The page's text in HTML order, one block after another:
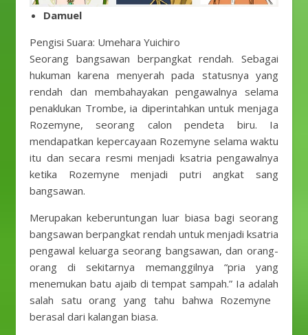
Damuel
Pengisi Suara: Umehara Yuichiro
Seorang bangsawan berpangkat rendah. Sebagai
hukuman karena menyerah pada statusnya yang
rendah dan membahayakan pengawalnya selama
penaklukan Trombe, ia diperintahkan untuk menjaga
Rozemyne, seorang calon pendeta biru. Ia
mendapatkan kepercayaan Rozemyne ​​selama waktu
itu dan secara resmi menjadi ksatria pengawalnya
ketika Rozemyne ​​menjadi putri angkat sang
bangsawan.
Merupakan keberuntungan luar biasa bagi seorang
bangsawan berpangkat rendah untuk menjadi ksatria
pengawal keluarga seorang bangsawan, dan orang-
orang di sekitarnya memanggilnya “pria yang
menemukan batu ajaib di tempat sampah.” Ia adalah
salah satu orang yang tahu bahwa Rozemyne ​​
berasal dari kalangan biasa.